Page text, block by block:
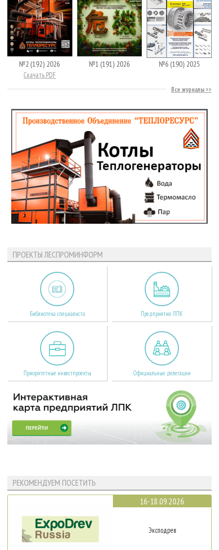
№2 (192) 2026
Скачать PDF
№1 (191) 2026 №6 (190) 2025
Все журналы
ПРОЕКТЫ ЛЕСПРОМИНФОРМ
Библиотека специалиста Предприятия ЛПК
Приоритетные инвестпроекты Официальные делегации
РЕКОМЕНДУЕМ ПОСЕТИТЬ
16-18.09.2026
Эксподрев